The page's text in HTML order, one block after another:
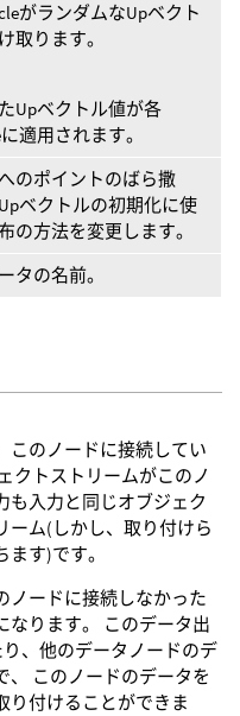
がランダムなUpベクト
取ります。
Upベクトル値が各
適用されます。
のポイントのばら撒
ベクトルの初期化に使
の方法を変更します。
タの名前。
このノードに接続してい
クトストリームがこのノ
も入力と同じオブジェク
ーム(しかし、取り付けら
す)です。
ノードに接続しなかった
なります。 このデータ出
、他のデータノードのデ
、 このノードのデータを
り付けることができま